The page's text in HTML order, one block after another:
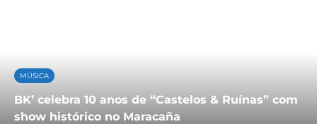
MÚSICA
BK’ celebra 10 anos de “Castelos & Ruínas” com
show histórico no Maracaña